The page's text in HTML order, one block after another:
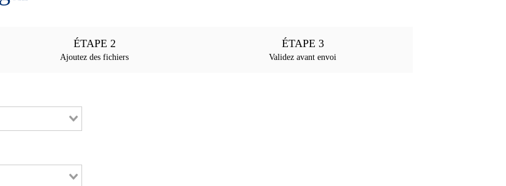
ÉTAPE 2
Ajoutez des fichiers
ÉTAPE 3
Validez avant envoi